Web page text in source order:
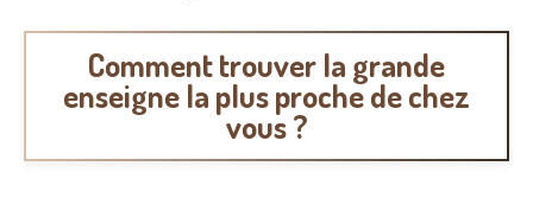
Comment trouver la grande
enseigne la plus prochede chez
vous ?